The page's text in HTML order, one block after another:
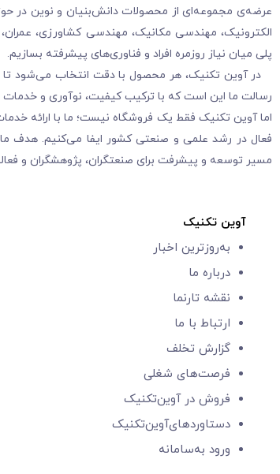
عرضه‌ی مجموعه‌ای از محصولات دانش‌بنیان و نوین در
الکترونیک، مهندسی مکانیک، مهندسی کشاورزی،
پلی میان نیاز روزمره افراد و فناوری‌های پیشرفته بسازیم.
در آوین تکنیک، هر محصول با دقت انتخاب می‌شود تا
رسالت ما این است که با ترکیب کیفیت، نوآوری و
اما آوین تکنیک فقط یک فروشگاه نیست؛ ما با ارائه
فعال در رشد علمی و صنعتی کشور ایفا می‌کنیم. هدف ما
مسیر توسعه و پیشرفت برای صنعتگران، پژوهشگران و
آوین تکنیک
به‌روزترین اخبار
درباره ما
نقشه تارنما
ارتباط با ما
گزارش‌ تخلف
فرصت‌های شغلی
فروش در آوین‌تکنیک
دستاوردهای‌آوین‌تکنیک
ورود به‌سامانه